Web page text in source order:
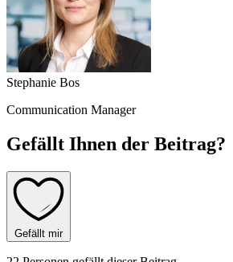
Stephanie Bos
Communication Manager
Gefällt Ihnen der Beitrag?
Gefällt mir